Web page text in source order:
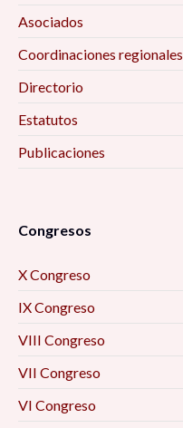
Asociados
Coordinaciones regionales
Directorio
Estatutos
Publicaciones
Congresos
X Congreso
IX Congreso
VIII Congreso
VII Congreso
VI Congreso